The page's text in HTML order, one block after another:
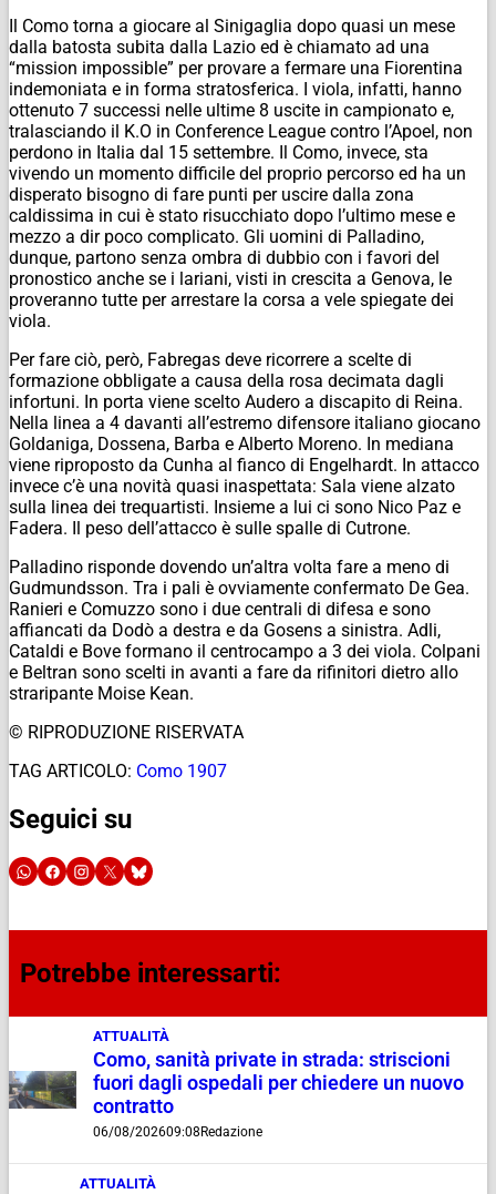
Il Como torna a giocare al Sinigaglia dopo quasi un mese
dalla batosta subita dalla Lazio ed è chiamato ad una
“mission impossible” per provare a fermare una Fiorentina
indemoniata e in forma stratosferica. I viola, infatti, hanno
ottenuto 7 successi nelle ultime 8 uscite in campionato e,
tralasciando il K.O in Conference League contro l’Apoel, non
perdono in Italia dal 15 settembre. Il Como, invece, sta
vivendo un momento difficile del proprio percorso ed ha un
disperato bisogno di fare punti per uscire dalla zona
caldissima in cui è stato risucchiato dopo l’ultimo mese e
mezzo a dir poco complicato. Gli uomini di Palladino,
dunque, partono senza ombra di dubbio con i favori del
pronostico anche se i lariani, visti in crescita a Genova, le
proveranno tutte per arrestare la corsa a vele spiegate dei
viola.
Per fare ciò, però, Fabregas deve ricorrere a scelte di
formazione obbligate a causa della rosa decimata dagli
infortuni. In porta viene scelto Audero a discapito di Reina.
Nella linea a 4 davanti all’estremo difensore italiano giocano
Goldaniga, Dossena, Barba e Alberto Moreno. In mediana
viene riproposto da Cunha al fianco di Engelhardt. In attacco
invece c’è una novità quasi inaspettata: Sala viene alzato
sulla linea dei trequartisti. Insieme a lui ci sono Nico Paz e
Fadera. Il peso dell’attacco è sulle spalle di Cutrone.
Palladino risponde dovendo un’altra volta fare a meno di
Gudmundsson. Tra i pali è ovviamente confermato De Gea.
Ranieri e Comuzzo sono i due centrali di difesa e sono
affiancati da Dodò a destra e da Gosens a sinistra. Adli,
Cataldi e Bove formano il centrocampo a 3 dei viola. Colpani
e Beltran sono scelti in avanti a fare da rifinitori dietro allo
straripante Moise Kean.
© RIPRODUZIONE RISERVATA
TAG ARTICOLO: Como 1907
Seguici su
Potrebbe interessarti:
ATTUALITÀ
Como, sanità private in strada: striscioni
fuori dagli ospedali per chiedere un nuovo
contratto
06/08/202609:08 Redazione
ATTUALITÀ